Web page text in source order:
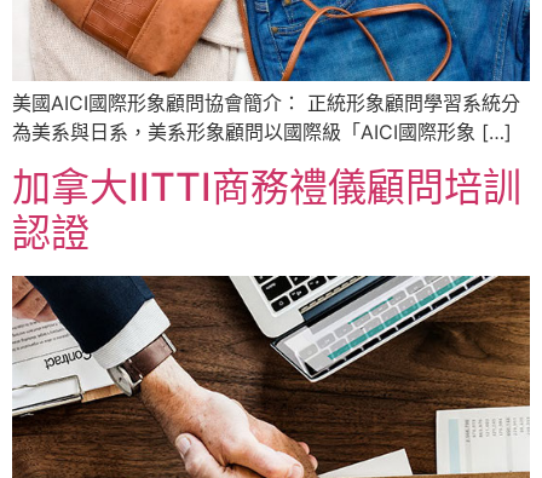
美國AICI國際形象顧問協會簡介： 正統形象顧問學習系統分
為美系與日系，美系形象顧問以國際級「AICI國際形象 […]
加拿大IITTI商務禮儀顧問培訓
認證